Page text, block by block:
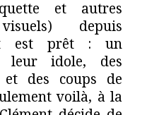
et autres
depuis
est prêt : un
leur idole, des
et des coups de
voilà, à la